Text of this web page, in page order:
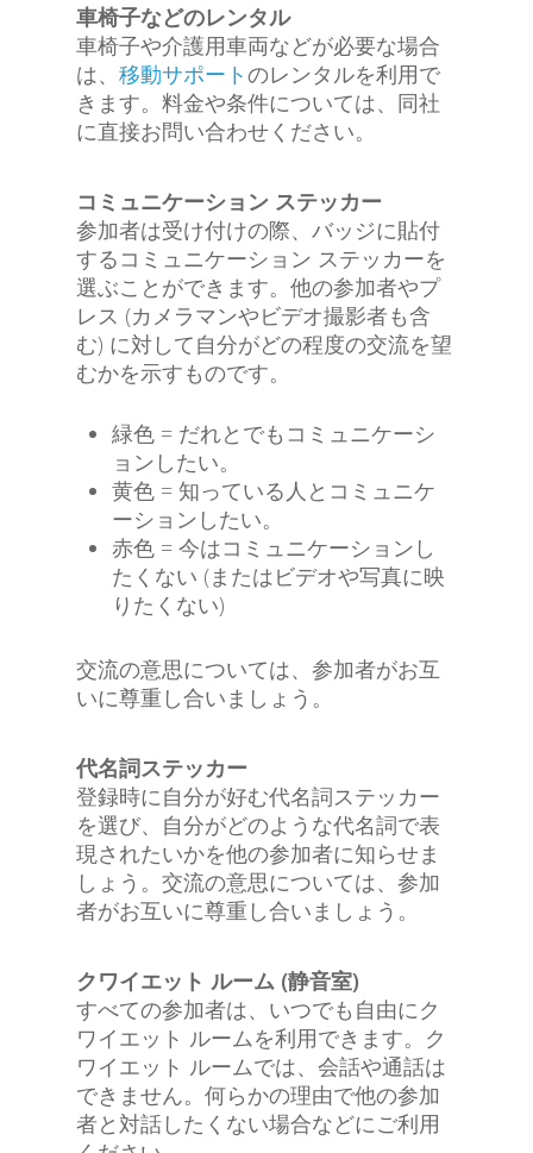
車椅子などのレンタル
車椅子や介護用車両などが必要な場合
は、移動サポートのレンタルを利用で
きます。料金や条件については、同社
に直接お問い合わせください。
コミュニケーション ステッカー
参加者は受け付けの際、バッジに貼付
するコミュニケーション ステッカーを
選ぶことができます。他の参加者やプ
レス (カメラマンやビデオ撮影者も含
む) に対して自分がどの程度の交流を望
むかを示すものです。
緑色 = だれとでもコミュニケーシ
ョンしたい。
黄色 = 知っている人とコミュニケ
ーションしたい。
赤色 = 今はコミュニケーションし
たくない (またはビデオや写真に映
りたくない)
交流の意思については、参加者がお互
いに尊重し合いましょう。
代名詞ステッカー
登録時に自分が好む代名詞ステッカー
を選び、自分がどのような代名詞で表
現されたいかを他の参加者に知らせま
しょう。交流の意思については、参加
者がお互いに尊重し合いましょう。
クワイエット ルーム (静音室)
すべての参加者は、いつでも自由にク
ワイエット ルームを利用できます。ク
ワイエット ルームでは、会話や通話は
できません。何らかの理由で他の参加
者と対話したくない場合などにご利用